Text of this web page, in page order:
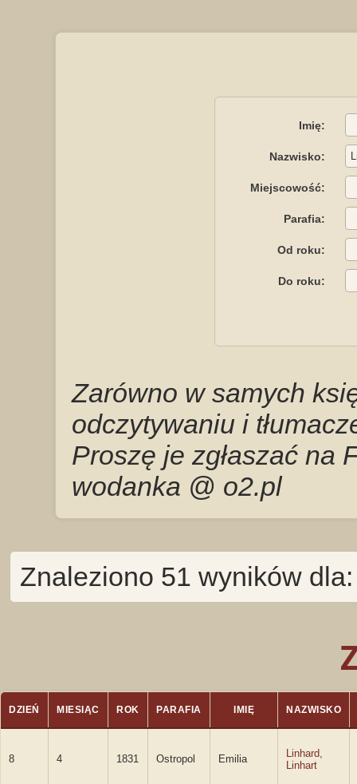
Imię:
Nazwisko:
Miejscowość:
Parafia:
Od roku:
Do roku:
Zarówno w samych
odczytywaniu i
Proszę je zgłaszać na
wodanka @ o2.pl
Znaleziono 51 wyników
DZIEŃ MIESIĄC ROK PARAFIA IMIĘ NAZWISKO
8 4 1831 Ostropol Emilia
Linhard,
Linhart